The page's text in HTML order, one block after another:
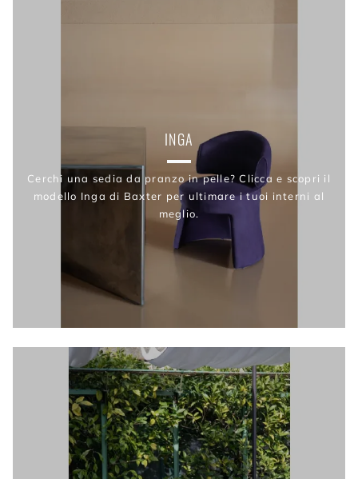
INGA
Cerchi una sedia da pranzo in pelle? Clicca e scopri il
modello Inga di Baxter per ultimare i tuoi interni al
meglio.